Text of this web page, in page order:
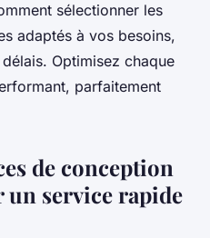
sélectionner les
adaptés à vos besoins,
Optimisez chaque
parfaitement
de conception
un service rapide